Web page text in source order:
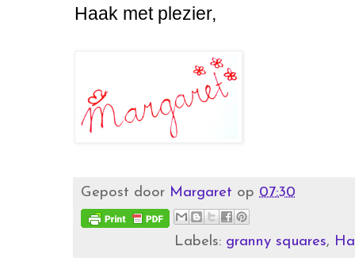
Haak met plezier,
Gepost door Margaret op 07:30
Labels: granny squares,